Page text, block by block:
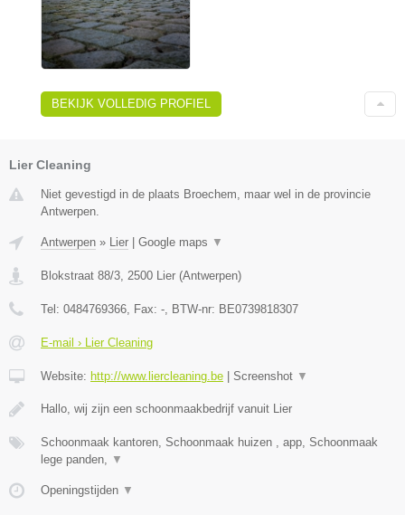
BEKIJK VOLLEDIG PROFIEL
Lier Cleaning
Niet gevestigd in de plaats Broechem, maar wel in de provincie
Antwerpen.
Antwerpen » Lier Google maps ▼
Blokstraat 88/3 2500 Lier (Antwerpen)
Tel: 0484769366 , Fax: - , BTW-nr: BE0739818307
E-mail › Lier Cleaning
Website: http://www.liercleaning.be Screenshot ▼
Hallo, wij zijn een schoonmaakbedrijf vanuit Lier
Schoonmaak kantoren, Schoonmaak huizen , app, Schoonmaak
lege panden,
▼
Openingstijden ▼